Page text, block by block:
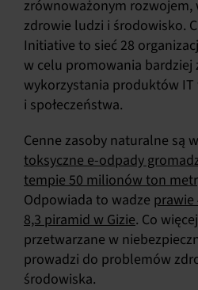
zrównoważonym rozwojem,
zdrowie ludzi i środowisko.
Initiative to sieć 28
w celu promowania
wykorzystania produktów
i społeczeństwa.
Cenne zasoby naturalne są
toksyczne e-odpady
tempie 50 milionów ton
Odpowiada to wadze prawie
8,3 piramid w Gizie. Co
przetwarzane w
prowadzi do problemów
środowiska.